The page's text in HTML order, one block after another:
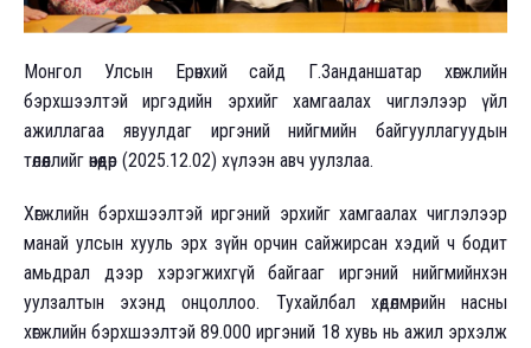
Монгол Улсын Ерөнхий сайд Г.Занданшатар хөгжлийн
бэрхшээлтэй иргэдийн эрхийг хамгаалах чиглэлээр үйл
ажиллагаа явуулдаг иргэний нийгмийн байгууллагуудын
төлөөллийг өнөөдөр (2025.12.02) хүлээн авч уулзлаа.
Хөгжлийн бэрхшээлтэй иргэний эрхийг хамгаалах чиглэлээр
манай улсын хууль эрх зүйн орчин сайжирсан хэдий ч бодит
амьдрал дээр хэрэгжихгүй байгааг иргэний нийгмийнхэн
уулзалтын эхэнд онцоллоо. Тухайлбал хөдөлмөрийн насны
хөгжлийн бэрхшээлтэй 89.000 иргэний 18 хувь нь ажил эрхэлж